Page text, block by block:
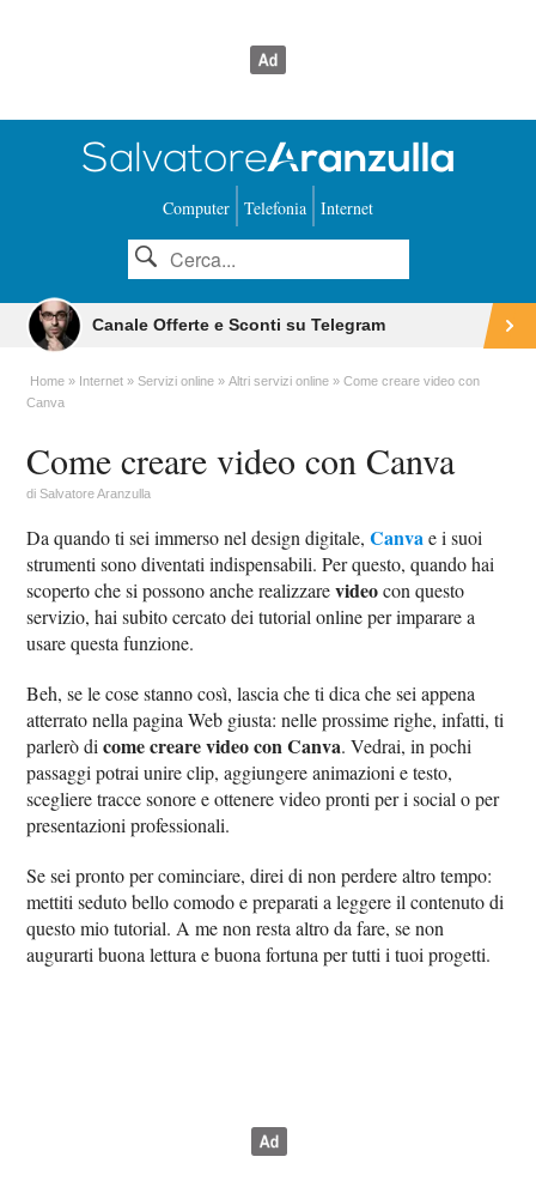
Computer Telefonia Internet
Canale Offerte e Sconti su Telegram
Home Internet Servizi online Altri servizi online
Come creare video con
Canva
Come creare video con Canva
diSalvatore Aranzulla
Da quando ti sei immerso nel design digitale,Canvae i suoi
strumenti sono diventati indispensabili. Per questo, quando hai
scoperto che si possono anche realizzarevideocon questo
servizio, hai subito cercato dei tutorial online per imparare a
usare questa funzione.
Beh, se le cose stanno così, lascia che ti dica che sei appena
atterrato nella pagina Web giusta: nelle prossime righe, infatti, ti
parlerò dicome creare video con Canva. Vedrai, in pochi
passaggi potrai unire clip, aggiungere animazioni e testo,
scegliere tracce sonore e ottenere video pronti per i social o per
presentazioni professionali.
Se sei pronto per cominciare, direi di non perdere altro tempo:
mettiti seduto bello comodo e preparati a leggere il contenuto di
questo mio tutorial. A me non resta altro da fare, se non
augurarti buona lettura e buona fortuna per tutti i tuoi progetti.